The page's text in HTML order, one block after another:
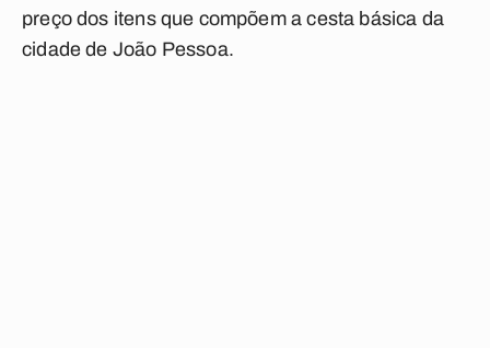
preço dos itens que compõem a cesta básica da
cidade de João Pessoa.